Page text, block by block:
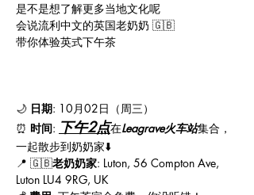
是不是想了解更多当地文化呢
会说流利中文的英国老奶奶 🇬🇧
带你体验英式下午茶
🌙 日期: 10月02日（周三）
⏰ 时间: 下午2点在Leagrave火车站集合，
一起散步到奶奶家⬇️
📍 🇬🇧老奶奶家: Luton, 56 Compton Ave,
Luton LU4 9RG, UK